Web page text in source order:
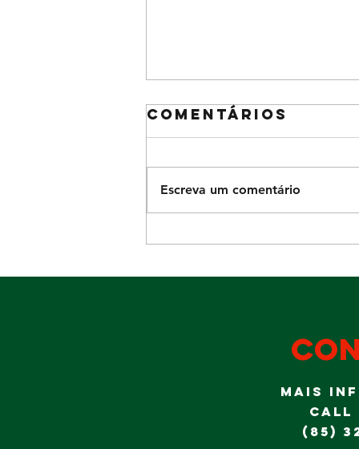
domingo Dia
Comentários
Escreva um comentário
MAIS
CALL
(85)